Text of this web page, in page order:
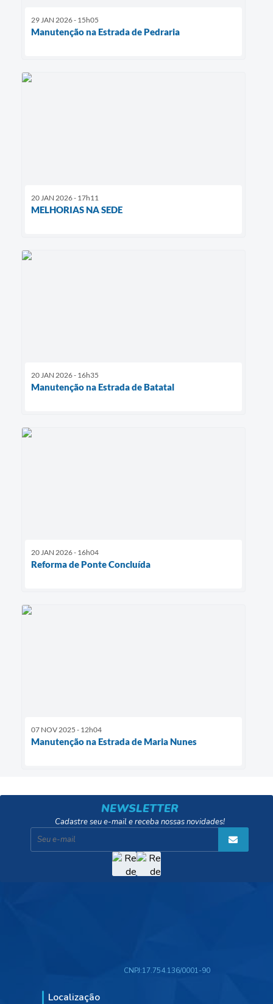
29 JAN 2026 - 15h05
Manutenção na Estrada de Pedraria
20 JAN 2026 - 17h11
MELHORIAS NA SEDE
20 JAN 2026 - 16h35
Manutenção na Estrada de Batatal
20 JAN 2026 - 16h04
Reforma de Ponte Concluída
07 NOV 2025 - 12h04
Manutenção na Estrada de Maria Nunes
NEWSLETTER
Cadastre seu e-mail e receba nossas novidades!
Localização
CNPJ:17.754.136/0001-90